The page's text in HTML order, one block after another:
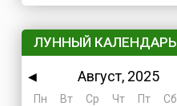
ЛУННЫЙ КАЛЕНДАРЬ
◀ Август, 2025
Пн
Вт Ср Чт Пт Сб